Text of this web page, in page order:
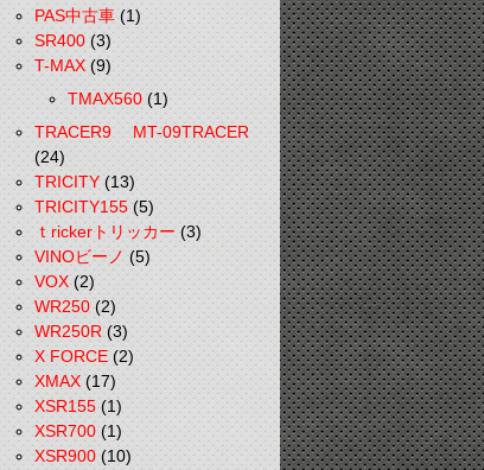
PAS中古車(1)
SR400(3)
T-MAX(9)
TMAX560(1)
TRACER9 MT-09TRACER
(24)
TRICITY(13)
TRICITY155(5)
ｔrickerトリッカー(3)
VINOビーノ(5)
VOX(2)
WR250(2)
WR250R(3)
X FORCE(2)
XMAX(17)
XSR155(1)
XSR700(1)
XSR900(10)